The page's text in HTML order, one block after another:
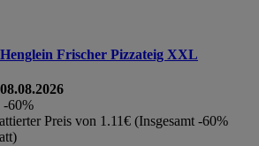
Henglein Frischer Pizzateig XXL
-60%
Preis von 1.11€ (Insgesamt -60%